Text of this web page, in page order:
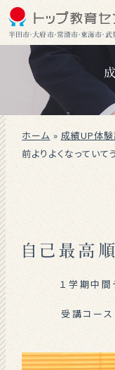
半田市・大府市・常滑市・東海市・
ホーム»成績UP体
前よりよくなっていて
自己最高
１学期中
受講コー